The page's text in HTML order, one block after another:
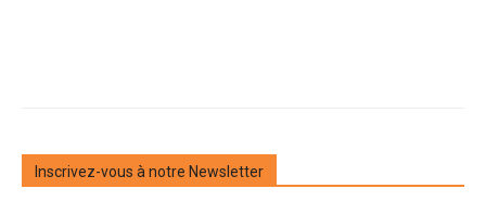
Inscrivez-vous à notre Newsletter